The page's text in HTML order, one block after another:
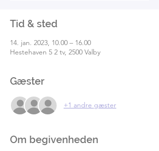
Tid & sted
14. jan. 2023, 10.00 – 16.00
Hestehaven 5 2 tv, 2500 Valby
Gæster
+1 andre gæster
Om begivenheden